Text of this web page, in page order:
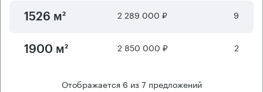
1526 м² 2 289 000 ₽ 9
1900 м² 2 850 000 ₽ 2
Отображается 6 из7 предложений